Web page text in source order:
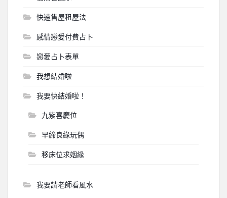
快速售屋租屋法
感情戀愛付費占卜
戀愛占卜表單
我想結婚啦
我要快結婚啦！
九紫喜慶位
早締良緣玩偶
移床位求姻緣
我要請老師看風水